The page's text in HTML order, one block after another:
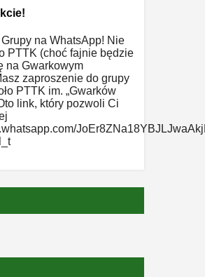
na WhatsApp! Nie
PTTK (choć fajnie będzie
na Gwarkowym
zaproszenie do grupy
PTTK im. „Gwarków
link, który pozwoli Ci